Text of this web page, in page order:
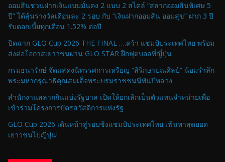
ออมสินชวนฝากเงินแบบมั่นคง 2 แบบ 2 สไตล์ “สลากออมสินพิเศษ 5
ปี” ได้ลุ้นรางวัลเดือนละ 2 รอบ กับ “เงินฝากออมสิน ออมสุข” ฝาก 3 ปี
รับดอกเบี้ยทุกเดือน 1.52% ต่อปี
ปิดฉาก GLO Cup 2026 THE FINAL ….คว้า แชมป์ประเทศไทย พร้อม
ส่งต่อโอกาสเยาวชนผ่าน GLO STAR ฝึกฟุตบอลที่ญี่ปุ่น
กรมธนารักษ์ จัดแสดงนิทรรศการเหรียญ “สิริกษาปณศิลป์” น้อมรำลึก
พระมหากรุณาธิคุณสมเด็จพระบรมราชชนนีพันปีหลวง
สำนักงานสลากกินแบ่งรัฐบาล เปิดให้ยกเลิกเป็นตัวแทนจำหน่ายเพื่อ
เข้าร่วมโครงการบัตรสวัสดิการแห่งรัฐ
GLO Cup 2026 เดินหน้าสู่รอบชิงแชมป์ประเทศไทย เฟ้นหาสุดยอด
เยาวชนไปญี่ปุ่น!